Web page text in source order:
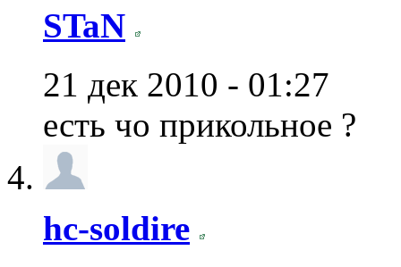
STaN
21 дек 2010 - 01:27
есть чо прикольное ?
hc-soldire